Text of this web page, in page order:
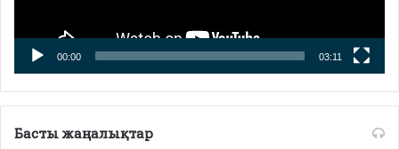
00:00 03:11
Басты жаңалықтар